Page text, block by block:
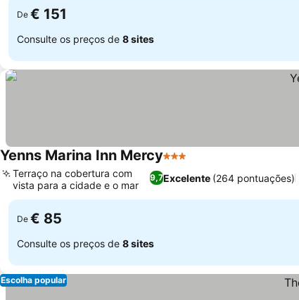
De € 151
Consulte os preços de 8 sites
Yenns Marina Inn Mercy3 Estrelas
9,7Excelente (264 pontuações)
Terraço na cobertura com
vista para a cidade e o mar
De € 85
Consulte os preços de 8 sites
Escolha popular